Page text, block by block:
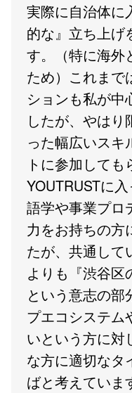
実際に自治体に
的な』立ち上げ
す。（特に海外
ため）これまで
ションも私が中
したが、やは
った幅広いスキ
トに参加して
YOUTRUSTに
語学や事業プロ
力をお持ちの方
たが、共通して
よりも『渋谷区
という意志の部
プエコシステム
いという方に対
な方に適切なタ
ばと考えていま